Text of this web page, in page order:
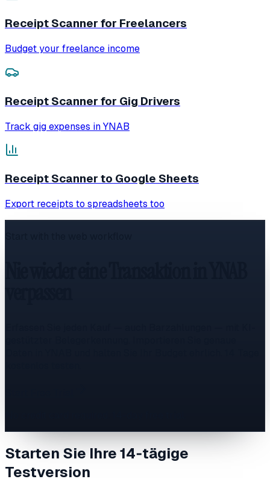
Receipt Scanner for Freelancers
Budget your freelance income
Receipt Scanner for Gig Drivers
Track gig expenses in YNAB
Receipt Scanner to Google Sheets
Export receipts to spreadsheets too
Starten Sie Ihre 14‑tägige
Testversion